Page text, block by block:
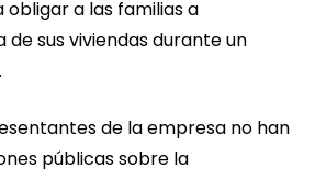
a las familias a
sus viviendas durante un
de la empresa no han
públicas sobre la